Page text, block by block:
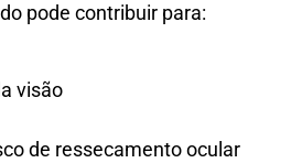
pode contribuir para:
visão
de ressecamento ocular